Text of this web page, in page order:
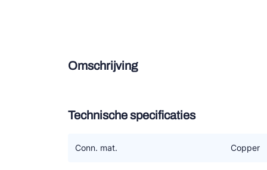
Omschrijving
Technische specificaties
Conn. mat. Copper